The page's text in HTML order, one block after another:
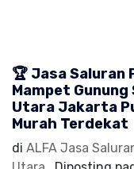
🏆 Jasa Saluran
Mampet Gunung
Utara Jakarta
Murah Terdekat
di ALFA Jasa